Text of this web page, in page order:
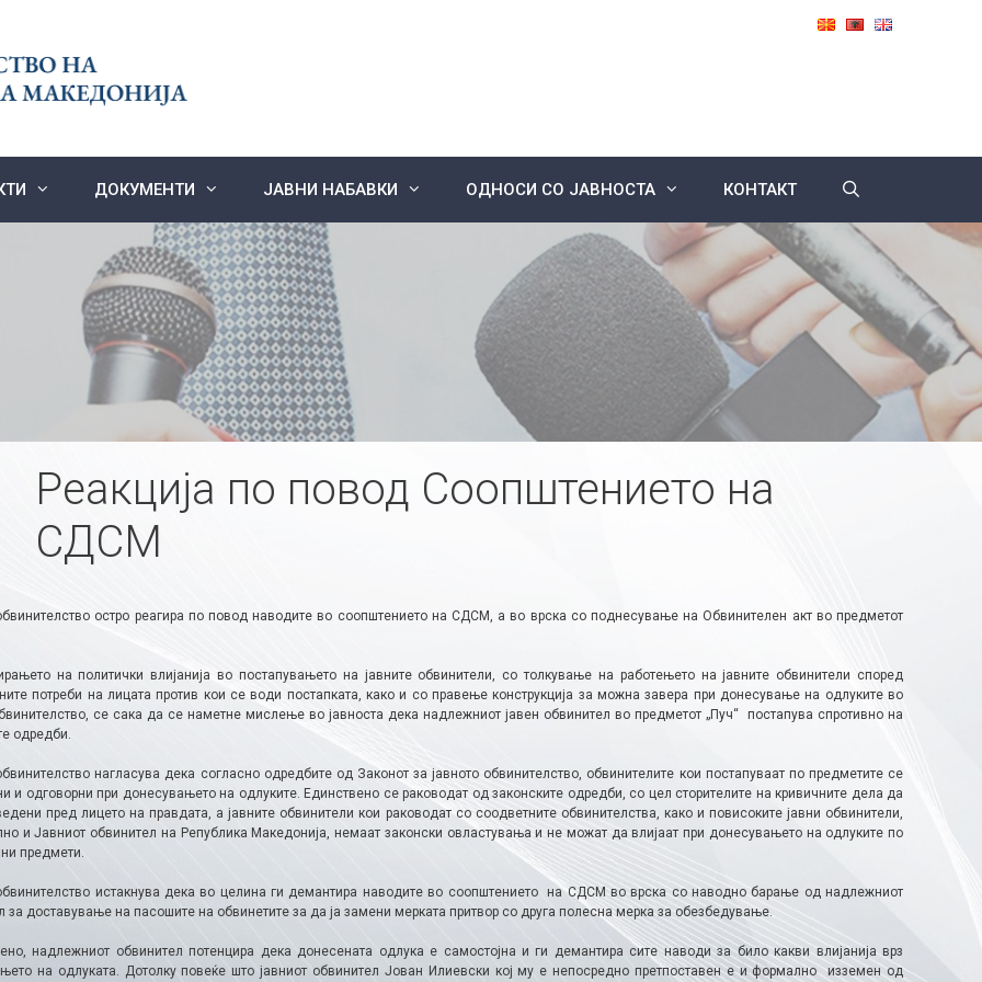
ДОКУМЕНТИ ЈАВНИ НАБАВКИ ОДНОСИ СО ЈАВНОСТА КОНТАКТ
Реакција по повод Соопштението на
СДСМ
остро реагира по повод наводите во соопштението на СДСМ, а во врска со поднесување на Обвинителен акт во предметот
на политички влијанија во постапувањето на јавните обвинители, со толкување на работењето на јавните обвинители според
потреби на лицата против кои се води постапката, како и со правење конструкција за можна завера при донесување на одлуките во
се сака да се наметне мислење во јавноста дека надлежниот јавен обвинител во предметот „Пуч“ постапува спротивно на
одредби.
нагласува дека согласно одредбите од Законот за јавното обвинителство, обвинителите кои постапуваат по предметите се
и одговорни при донесувањето на одлуките. Единствено се раководат од законските одредби, со цел сторителите на кривичните дела да
пред лицето на правдата, а јавните обвинители кои раководат со соодветните обвинителства, како и повисоките јавни обвинители,
и Јавниот обвинител на Република Македонија, немаат законски овластувања и не можат да влијаат при донесувањето на одлуките по
предмети.
истакнува дека во целина ги демантира наводите во соопштението на СДСМ во врска со наводно барање од надлежниот
за доставување на пасошите на обвинетите за да ја замени мерката притвор со друга полесна мерка за обезбедување.
надлежниот обвинител потенцира дека донесената одлука е самостојна и ги демантира сите наводи за било какви влијанија врз
на одлуката. Дотолку повеќе што јавниот обвинител Јован Илиевски кој му е непосредно претпоставен е и формално изземен од